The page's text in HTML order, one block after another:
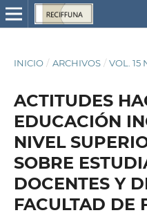
INICIO / ARCHIVOS / VOL. 15
ACTITUDES
EDUCACIÓN
NIVEL
SOBRE
DOCENTES Y
FACULTAD DE